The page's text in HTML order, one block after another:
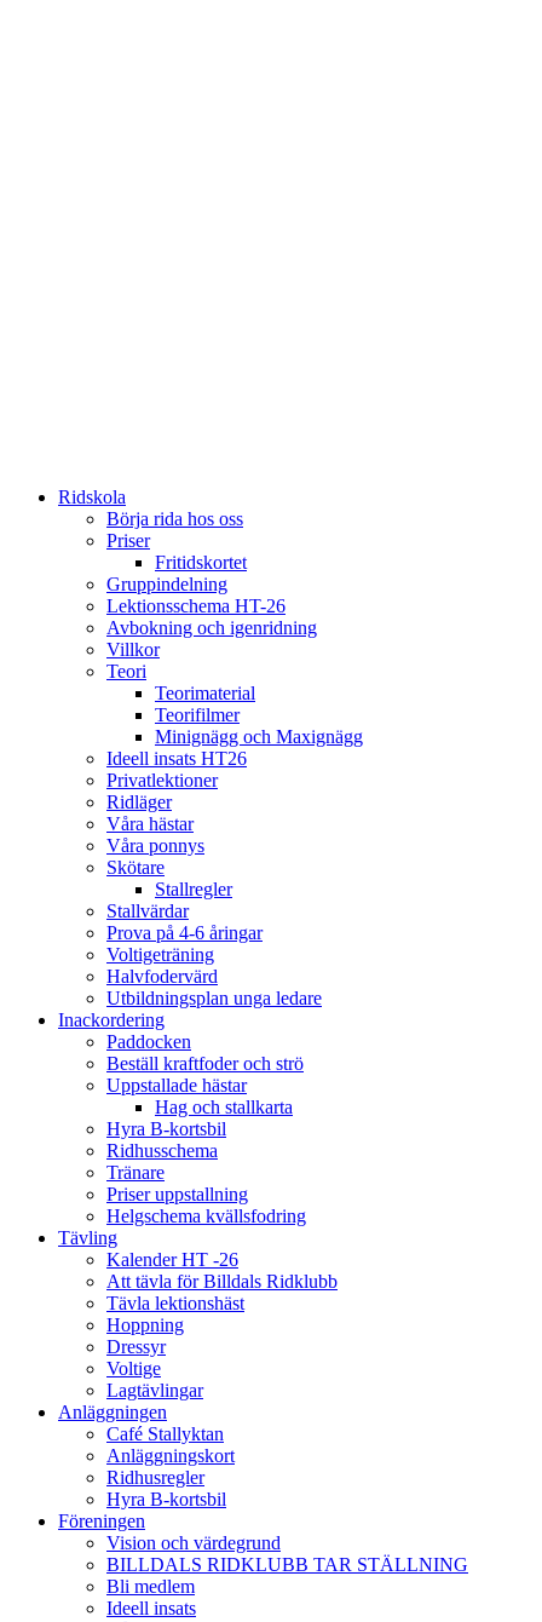
Ridskola
Börja rida hos oss
Priser
Fritidskortet
Gruppindelning
Lektionsschema HT-26
Avbokning och igenridning
Villkor
Teori
Teorimaterial
Teorifilmer
Minignägg och Maxignägg
Ideell insats HT26
Privatlektioner
Ridläger
Våra hästar
Våra ponnys
Skötare
Stallregler
Stallvärdar
Prova på 4-6 åringar
Voltigeträning
Halvfodervärd
Utbildningsplan unga ledare
Inackordering
Paddocken
Beställ kraftfoder och strö
Uppstallade hästar
Hag och stallkarta
Hyra B-kortsbil
Ridhusschema
Tränare
Priser uppstallning
Helgschema kvällsfodring
Tävling
Kalender HT -26
Att tävla för Billdals Ridklubb
Tävla lektionshäst
Hoppning
Dressyr
Voltige
Lagtävlingar
Anläggningen
Café Stallyktan
Anläggningskort
Ridhusregler
Hyra B-kortsbil
Föreningen
Vision och värdegrund
BILLDALS RIDKLUBB TAR STÄLLNING
Bli medlem
Ideell insats